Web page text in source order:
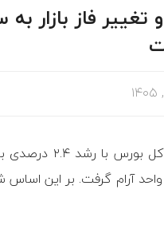
میلیونی و تغییر فاز